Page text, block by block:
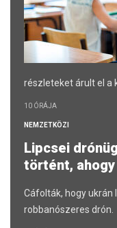
részleteket árult el a
10 ÓRÁJA
NEMZETKÖZI
Lipcsei
történt,
Cáfolták, hogy
robbanószeres drón.